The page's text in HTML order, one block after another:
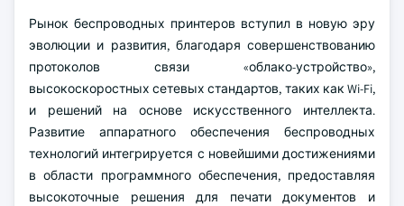
Рынок беспроводных принтеров вступил в новую эру
эволюции и развития, благодаря совершенствованию
протоколов связи «облако-устройство»,
высокоскоростных сетевых стандартов, таких как Wi-Fi,
и решений на основе искусственного интеллекта.
Развитие аппаратного обеспечения беспроводных
технологий интегрируется с новейшими достижениями
в области программного обеспечения, предоставляя
высокоточные решения для печати документов и